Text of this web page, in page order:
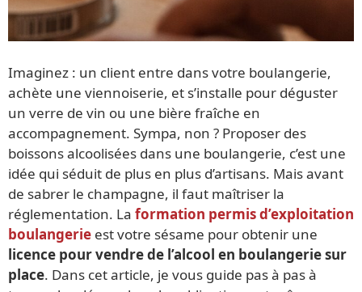
Imaginez : un client entre dans votre boulangerie,
achète une viennoiserie, et s’installe pour déguster
un verre de vin ou une bière fraîche en
accompagnement. Sympa, non ? Proposer des
boissons alcoolisées dans une boulangerie, c’est une
idée qui séduit de plus en plus d’artisans. Mais avant
de sabrer le champagne, il faut maîtriser la
réglementation. La formation permis d’exploitation
boulangerie est votre sésame pour obtenir une
licence pour vendre de l’alcool en boulangerie sur
place. Dans cet article, je vous guide pas à pas à